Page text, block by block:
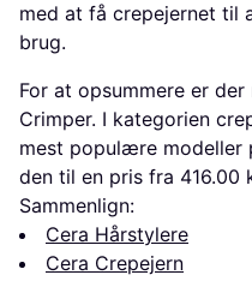
med at få crepejernet til
brug.
For at opsummere er
Crimper. I kategorien
mest populære modeller
den til en pris fra 416.00
Sammenlign:
Cera Hårstylere
Cera Crepejern